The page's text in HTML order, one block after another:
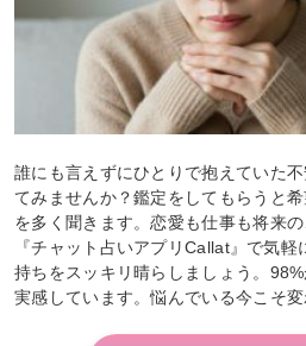
誰にも言えずにひとりで抱えていた
てみませんか？鑑定をしてもらうと
を多く聞きます。恋愛も仕事も将来
『チャット占いアプリCallat』で気
持ちをスッキリ晴らしましょう。
実感しています。悩んでいる今こそ変